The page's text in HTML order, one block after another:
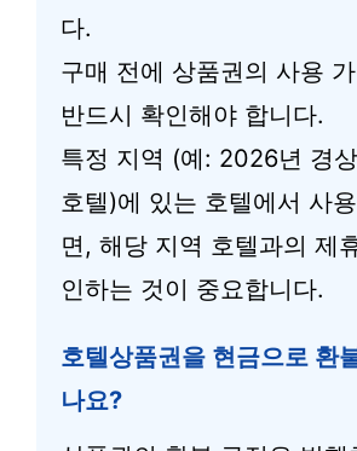
다.
구매 전에 상품권의 사용
반드시 확인해야 합니다.
특정 지역 (예: 2026년 경
호텔)에 있는 호텔에서 사
면, 해당 지역 호텔과의 제
인하는 것이 중요합니다.
호텔상품권을 현금으로 환
나요?